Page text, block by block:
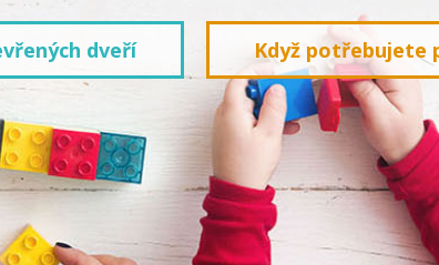
dveří Když potřebujete